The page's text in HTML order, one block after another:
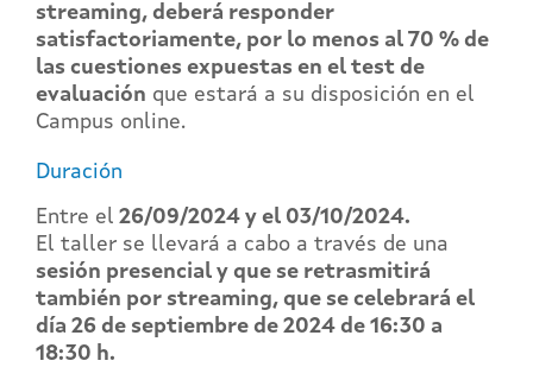
streaming, deberá responder
satisfactoriamente, por lo menos al 70 % de
las cuestiones expuestas en el test de
evaluación que estará a su disposición en el
Campus online.
Duración
Entre el 26/09/2024 y el 03/10/2024.
El taller se llevará a cabo a través de una
sesión presencial y que se retrasmitirá
también por streaming, que se celebrará el
día 26 de septiembre de 2024 de 16:30 a
18:30 h.